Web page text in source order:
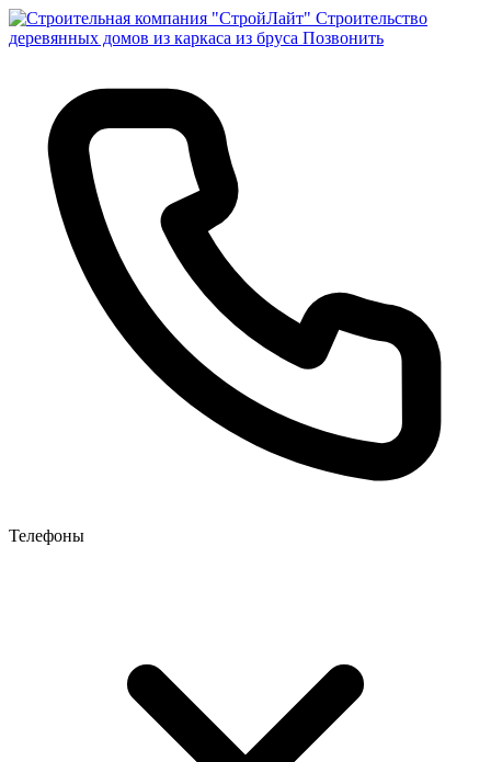
Строительство
деревянных домов из каркаса из бруса Позвонить
Телефоны